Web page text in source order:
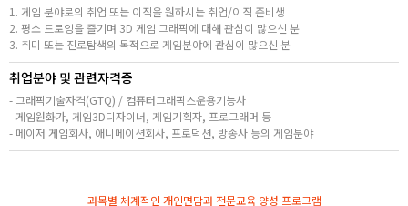
1. 게임 분야로의 취업 또는 이직을 원하시는 취업/이직 준비생
2. 평소 드로잉을 즐기며 3D 게임 그래픽에 대해 관심이 많으신 분
3. 취미 또는 진로탐색의 목적으로 게임분야에 관심이 많으신 분
취업분야 및 관련자격증
- 그래픽기술자격(GTQ) / 컴퓨터그래픽스운용기능사
- 게임원화가, 게임3D디자이너, 게임기획자, 프로그래머 등
- 메이저 게임회사, 애니메이션회사, 프로덕션, 방송사 등의 게임분야
과목별 체계적인 개인면담과 전문교육 양성 프로그램